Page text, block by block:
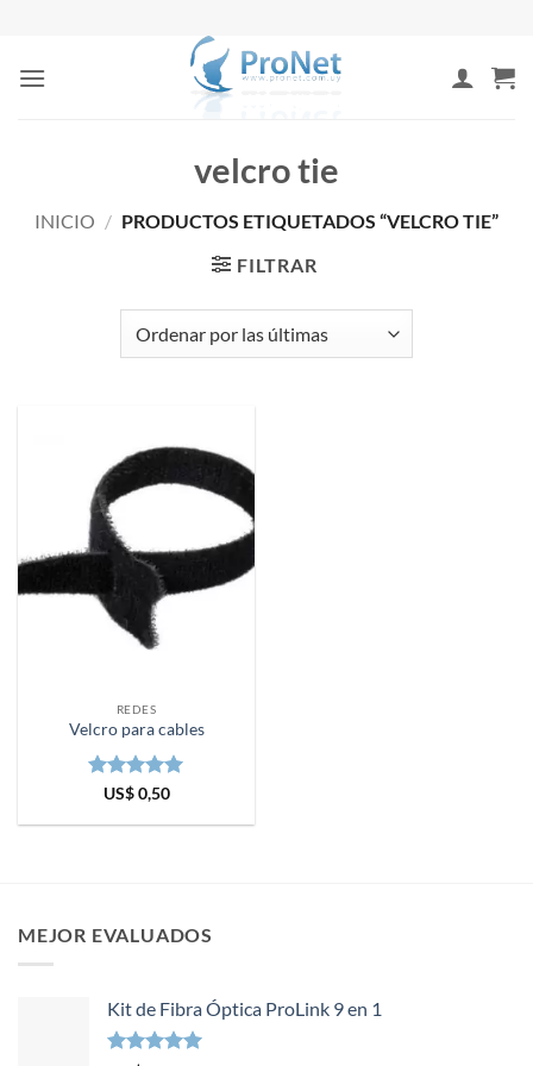
contenido
velcro tie
INICIO / PRODUCTOS ETIQUETADOS “VELCRO TIE”
FILTRAR
REDES
Velcro para cables
Valorado en
US$0,50
MEJOR EVALUADOS
Kit de Fibra Óptica ProLink 9 en 1